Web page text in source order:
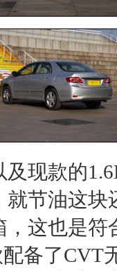
及现款的
就节油这
，这也是
备了CVT